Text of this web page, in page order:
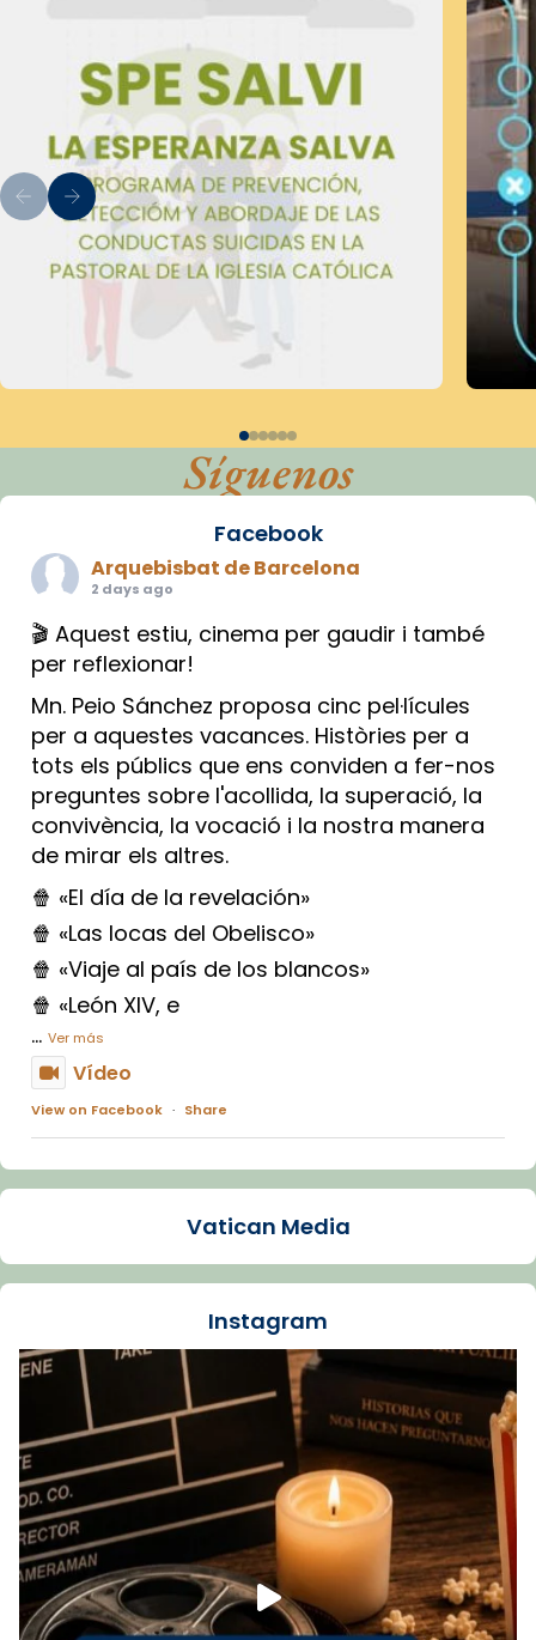
Síguenos
Facebook
Arquebisbat de Barcelona
2 days ago
🎬 Aquest estiu, cinema per gaudir i també
per reflexionar!
Mn. Peio Sánchez proposa cinc pel·lícules
per a aquestes vacances. Històries per a
tots els públics que ens conviden a fer-nos
preguntes sobre l'acollida, la superació, la
convivència, la vocació i la nostra manera
de mirar els altres.
🍿 «El día de la revelación»
🍿 «Las locas del Obelisco»
🍿 «Viaje al país de los blancos»
🍿 «León XIV, e
... Ver más
Vídeo
View on Facebook · Share
Arquebisbat de Barcelona
La Carmina va patir depressió. Fa gairebé
dos mesos, a l'Estadi Lluís Companys, la
Recupera l'entrevista comp
Vatican
tican News 👇
www.vaticannews.va/es/iglesia/news/2026-
07/carmina-historia-depresion-papa-viaje-
espana-testimoni...
Foto
View on Facebook · Share
Vatican Media
Instagram